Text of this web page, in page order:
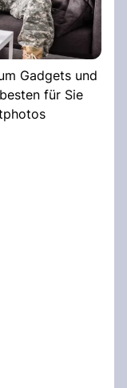
Gadgets und
für Sie